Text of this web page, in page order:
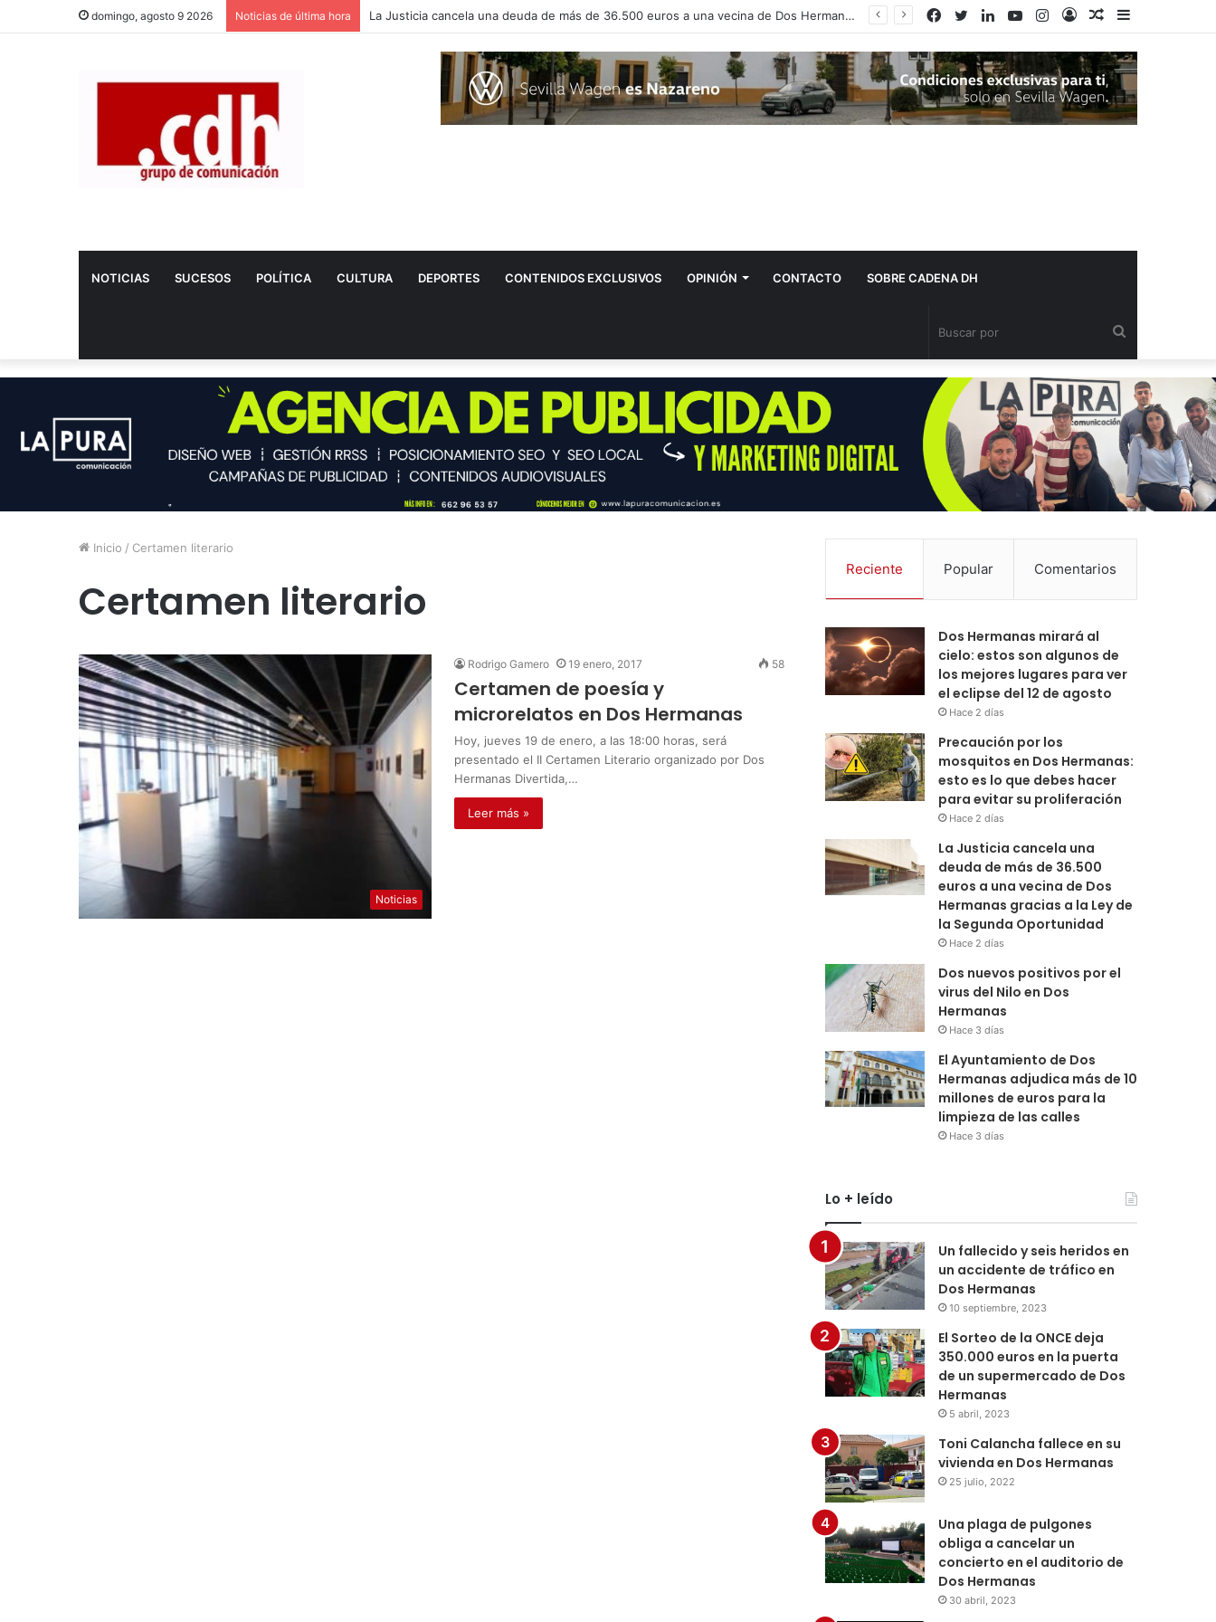
domingo, agosto 9 2026 Noticias de última hora La Justicia cancela una deuda de más de 36.500 euros a una vecina de Dos Hermanas gracias a la Ley de la Segunda Oportunidad
lateral
Publicación
al
azar
Acceso
Instagram
YouTube
LinkedIn
Twitter
Facebook
NOTICIAS SUCESOS POLÍTICA CULTURA DEPORTES CONTENIDOS EXCLUSIVOS OPINIÓN CONTACTO SOBRE CADENA DH
por
Inicio / Certamen literario
Certamen literario
Noticias
Rodrigo Gamero 19 enero, 2017 58
Certamen de poesía y
microrelatos en Dos Hermanas
Hoy, jueves 19 de enero, a las 18:00 horas, será
presentado el II Certamen Literario organizado por Dos
Hermanas Divertida,…
Leer más »
Reciente Popular Comentarios
Dos Hermanas mirará al
cielo: estos son algunos de
los mejores lugares para ver
el eclipse del 12 de agosto
Hace 2 días
Precaución por los
mosquitos en Dos Hermanas:
esto es lo que debes hacer
para evitar su proliferación
Hace 2 días
La Justicia cancela una
deuda de más de 36.500
euros a una vecina de Dos
Hermanas gracias a la Ley de
la Segunda Oportunidad
Hace 2 días
Dos nuevos positivos por el
virus del Nilo en Dos
Hermanas
Hace 3 días
El Ayuntamiento de Dos
Hermanas adjudica más de 10
millones de euros para la
limpieza de las calles
Hace 3 días
Lo + leído
Un fallecido y seis heridos en
un accidente de tráfico en
Dos Hermanas
10 septiembre, 2023
El Sorteo de la ONCE deja
350.000 euros en la puerta
de un supermercado de Dos
Hermanas
5 abril, 2023
Toni Calancha fallece en su
vivienda en Dos Hermanas
25 julio, 2022
Una plaga de pulgones
obliga a cancelar un
concierto en el auditorio de
Dos Hermanas
30 abril, 2023